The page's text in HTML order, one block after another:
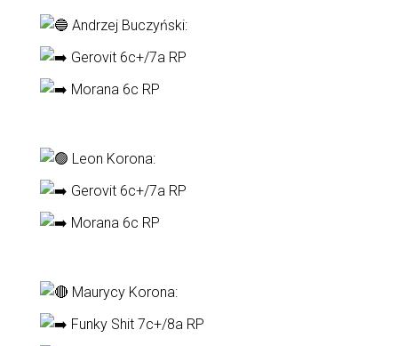
Andrzej Buczyński:
Gerovit 6c+/7a RP
Morana 6c RP
Leon Korona:
Gerovit 6c+/7a RP
Morana 6c RP
Maurycy Korona:
Funky Shit 7c+/8a RP